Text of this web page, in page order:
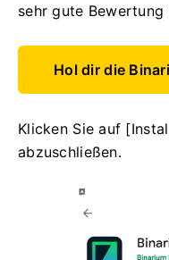
sehr gute Bewertung
Hol dir die
Klicken Sie auf
abzuschließen.